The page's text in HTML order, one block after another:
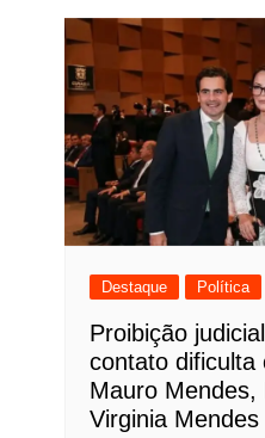
Post
Destaque Política
Proibição
contato dificulta
Mauro Mendes,
Virginia Mendes